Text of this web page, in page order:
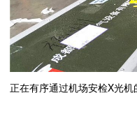
正在有序通过机场安检X光机